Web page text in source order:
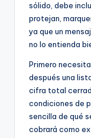
sólido, debe
protejan,
ya que un
no lo entienda
Primero
después una
cifra total
condiciones de
sencilla de qué
cobrará como